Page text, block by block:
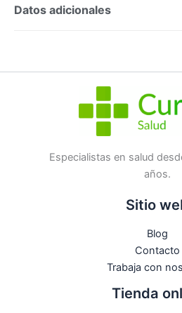
Preguntas y respuestas
No hay preguntas
Datos adicionales
Especialistas en salud
años.
Sitio
Blog
Contacto
Trabaja con
Tienda